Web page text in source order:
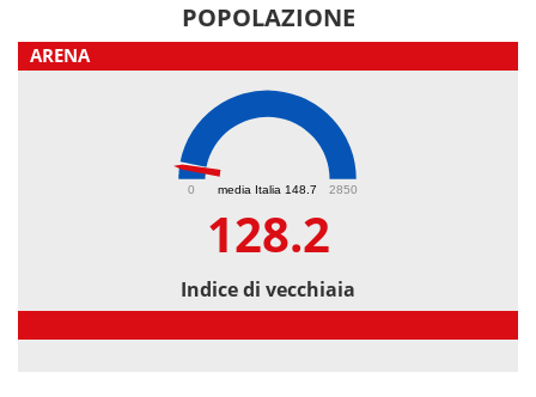
POPOLAZIONE
ARENA
media Italia 148.7
0 2850
128.2
Indice di vecchiaia